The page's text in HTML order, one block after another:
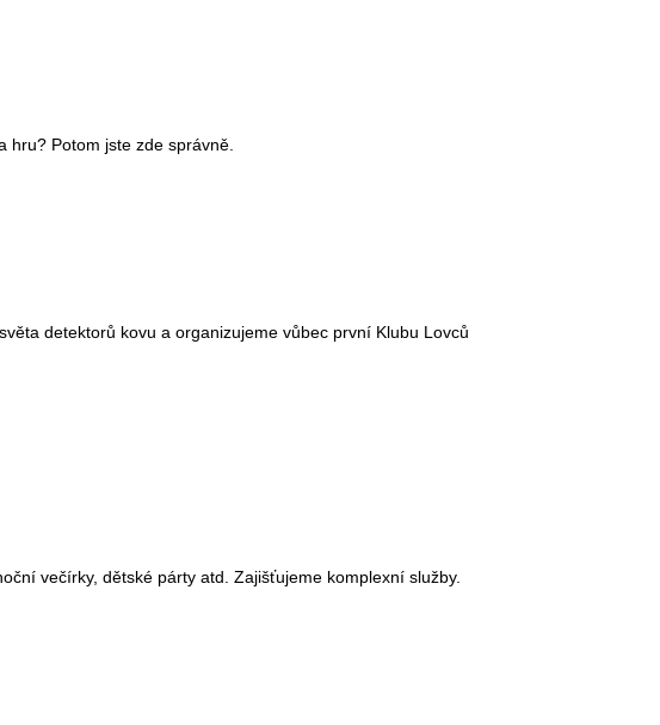
hru? Potom jste zde správně.
detektorů kovu a organizujeme vůbec první Klubu Lovců
večírky, dětské párty atd. Zajišťujeme komplexní služby.